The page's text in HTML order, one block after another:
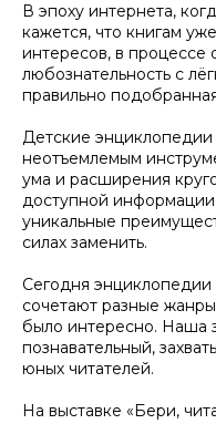
В эпоху интернета,
кажется, что книгам
интересов, в
любознательность с
правильно
Детские
неотъемлемым
ума и расширения
доступной
уникальные
силах заменить.
Сегодня
сочетают разные
было интересно. Наша
познавательный,
юных читателей.
На выставке «Бери,